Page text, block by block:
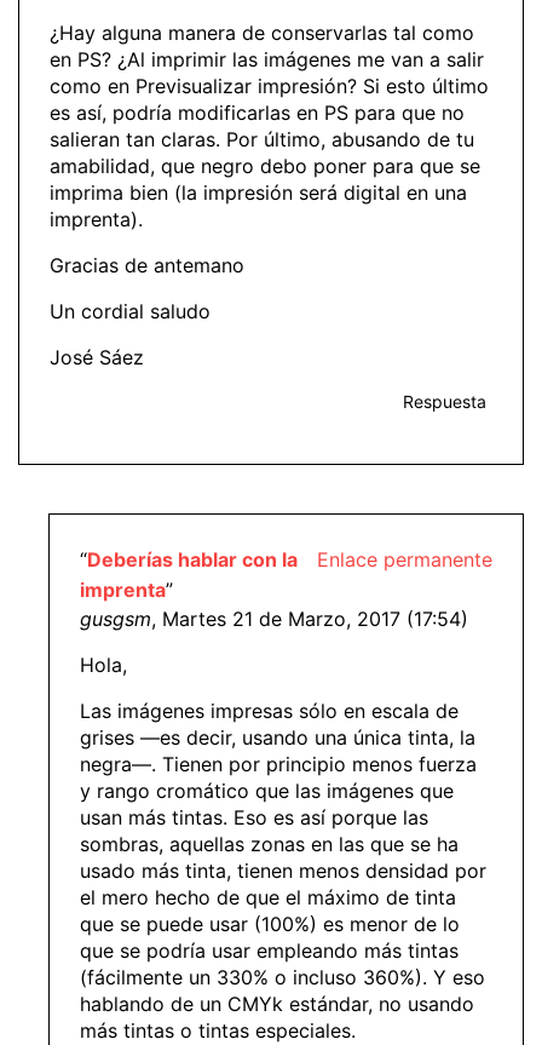
¿Hay alguna manera de conservarlas tal como
en PS? ¿Al imprimir las imágenes me van a salir
como en Previsualizar impresión? Si esto último
es así, podría modificarlas en PS para que no
salieran tan claras. Por último, abusando de tu
amabilidad, que negro debo poner para que se
imprima bien (la impresión será digital en una
imprenta).
Gracias de antemano
Un cordial saludo
José Sáez
Respuesta
Enlace permanente
“Deberías hablar con la
imprenta”
gusgsm, Martes 21 de Marzo, 2017 (17:54)
Hola,
Las imágenes impresas sólo en escala de
grises —es decir, usando una única tinta, la
negra—. Tienen por principio menos fuerza
y rango cromático que las imágenes que
usan más tintas. Eso es así porque las
sombras, aquellas zonas en las que se ha
usado más tinta, tienen menos densidad por
el mero hecho de que el máximo de tinta
que se puede usar (100%) es menor de lo
que se podría usar empleando más tintas
(fácilmente un 330% o incluso 360%). Y eso
hablando de un CMYk estándar, no usando
más tintas o tintas especiales.